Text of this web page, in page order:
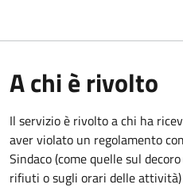
A chi è rivolto
Il servizio è rivolto a chi ha
aver violato un regolamento
Sindaco (come quelle sul
rifiuti o sugli orari delle